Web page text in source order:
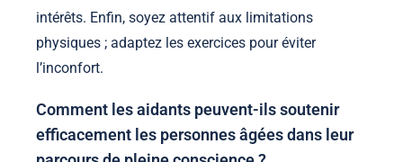
intérêts. Enfin, soyez attentif aux limitations
physiques ; adaptez les exercices pour éviter
l’inconfort.
Comment les aidants peuvent-ils soutenir
efficacement les personnes âgées dans leur